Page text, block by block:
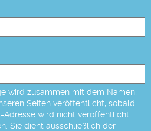
wird zusammen mit dem Namen,
Seiten veröffentlicht, sobald
Adresse wird nicht veröffentlicht
Sie dient ausschließlich der